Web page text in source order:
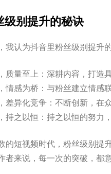
级别提升的秘诀
我认为抖音里粉丝级别提升
质量至上：深耕内容，打造
情感为桥：与粉丝建立情感
差异化竞争：不断创新，在
持之以恒：持之以恒的努力
的短视频时代，粉丝级别提
者来说，每一次的突破，都